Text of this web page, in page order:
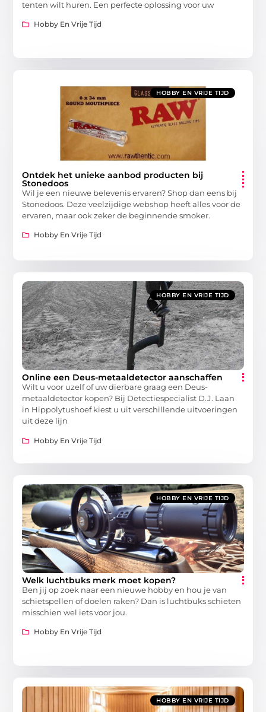
tenten wilt huren. Een perfecte oplossing voor uw
Hobby En Vrije Tijd
HOBBY EN VRIJE TIJD
Ontdek het unieke aanbod producten bij
Stonedoos
Wil je een nieuwe belevenis ervaren? Shop dan eens bij
Stonedoos. Deze veelzijdige webshop heeft alles voor de
ervaren, maar ook zeker de beginnende smoker.
Hobby En Vrije Tijd
HOBBY EN VRIJE TIJD
Online een Deus-metaaldetector aanschaffen
Wilt u voor uzelf of uw dierbare graag een Deus-
metaaldetector kopen? Bij Detectiespecialist D.J. Laan
in Hippolytushoef kiest u uit verschillende uitvoeringen
uit deze lijn
Hobby En Vrije Tijd
HOBBY EN VRIJE TIJD
Welk luchtbuks merk moet kopen?
Ben jij op zoek naar een nieuwe hobby en hou je van
schietspellen of doelen raken? Dan is luchtbuks schieten
misschien wel iets voor jou.
Hobby En Vrije Tijd
HOBBY EN VRIJE TIJD